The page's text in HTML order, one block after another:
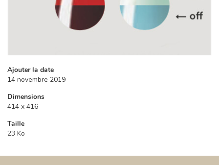
Ajouter la date
14 novembre 2019
Dimensions
414 x 416
Taille
23 Ko